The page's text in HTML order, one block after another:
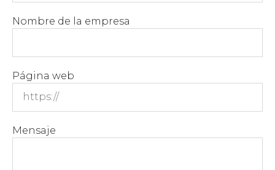
Nombre de la empresa
Página web
Mensaje